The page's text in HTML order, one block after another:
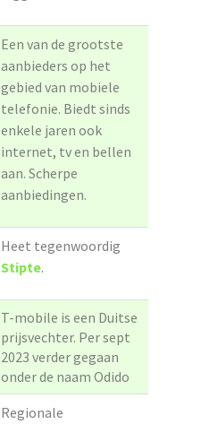
Een van de grootste
aanbieders op het
gebied van mobiele
telefonie. Biedt sinds
enkele jaren ook
internet, tv en bellen
aan. Scherpe
aanbiedingen.
Heet tegenwoordig
Stipte.
T-mobile is een Duitse
prijsvechter. Per sept
2023 verder gegaan
onder de naam Odido
Regionale